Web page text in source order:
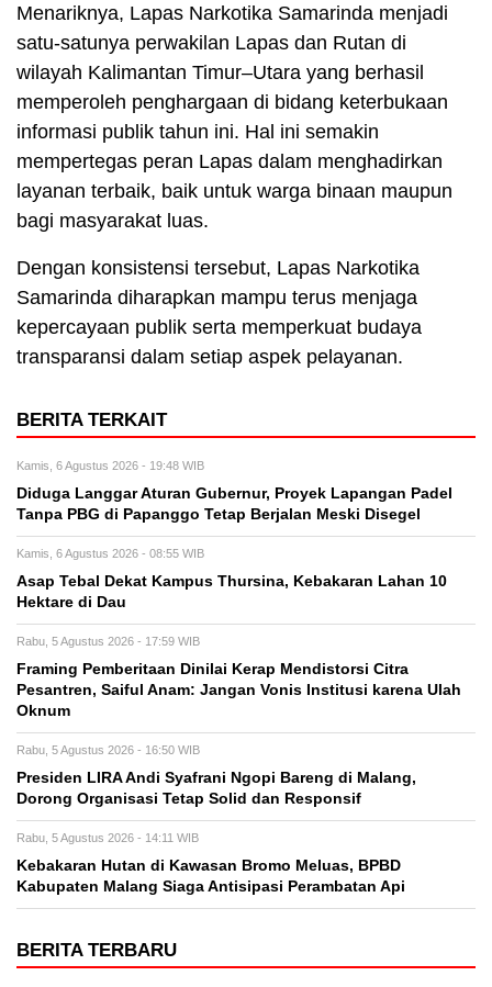
Menariknya, Lapas Narkotika Samarinda menjadi
satu-satunya perwakilan Lapas dan Rutan di
wilayah Kalimantan Timur–Utara yang berhasil
memperoleh penghargaan di bidang keterbukaan
informasi publik tahun ini. Hal ini semakin
mempertegas peran Lapas dalam menghadirkan
layanan terbaik, baik untuk warga binaan maupun
bagi masyarakat luas.
Dengan konsistensi tersebut, Lapas Narkotika
Samarinda diharapkan mampu terus menjaga
kepercayaan publik serta memperkuat budaya
transparansi dalam setiap aspek pelayanan.
BERITA TERKAIT
Kamis, 6 Agustus 2026 - 19:48 WIB
Diduga Langgar Aturan Gubernur, Proyek Lapangan Padel
Tanpa PBG di Papanggo Tetap Berjalan Meski Disegel
Kamis, 6 Agustus 2026 - 08:55 WIB
Asap Tebal Dekat Kampus Thursina, Kebakaran Lahan 10
Hektare di Dau
Rabu, 5 Agustus 2026 - 17:59 WIB
Framing Pemberitaan Dinilai Kerap Mendistorsi Citra
Pesantren, Saiful Anam: Jangan Vonis Institusi karena Ulah
Oknum
Rabu, 5 Agustus 2026 - 16:50 WIB
Presiden LIRA Andi Syafrani Ngopi Bareng di Malang,
Dorong Organisasi Tetap Solid dan Responsif
Rabu, 5 Agustus 2026 - 14:11 WIB
Kebakaran Hutan di Kawasan Bromo Meluas, BPBD
Kabupaten Malang Siaga Antisipasi Perambatan Api
BERITA TERBARU